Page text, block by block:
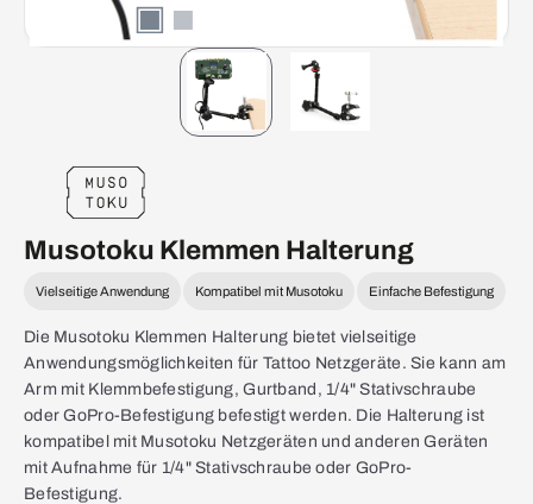
Musotoku Klemmen Halterung
Vielseitige Anwendung Kompatibel mit Musotoku Einfache Befestigung
Die Musotoku Klemmen Halterung bietet vielseitige
Anwendungsmöglichkeiten für Tattoo Netzgeräte. Sie kann am
Arm mit Klemmbefestigung, Gurtband, 1/4" Stativschraube
oder GoPro-Befestigung befestigt werden. Die Halterung ist
kompatibel mit Musotoku Netzgeräten und anderen Geräten
mit Aufnahme für 1/4" Stativschraube oder GoPro-
Befestigung.